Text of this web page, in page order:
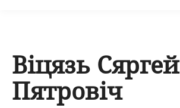
Віцязь Сяргей
Пятровіч